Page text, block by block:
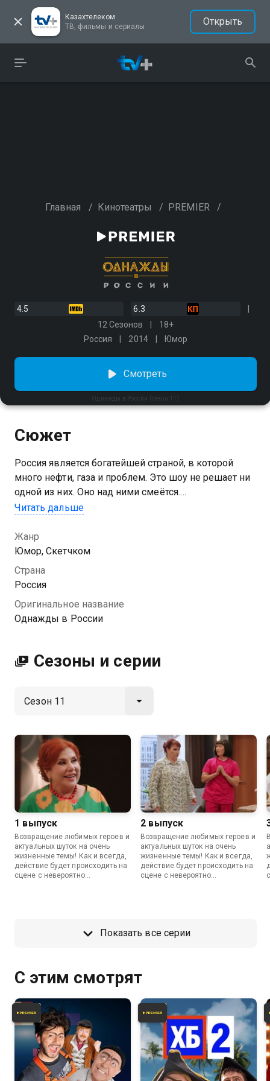
Казахтелеком
ТВ, фильмы и сериалы
Открыть
Главная / Кинотеатры / PREMIER /
4.5
6.3
12 Сезонов
18+
Россия
2014 Юмор
Однажды в России (сезон 11)
Смотреть
Сюжет
Россия является богатейшей страной, в которой
много нефти, газа и проблем. Это шоу не решает ни
одной из них. Оно над ними смеётся.
России вы можете совершенно бесплатно в
хорошем HD качестве на Казахтелеком
Читать дальше
Жанр
Юмор, Скетчком
Страна
Россия
Оригинальное название
Однажды в России
Сезоны и серии
1 выпуск
Возвращение любимых героев и
актуальных шуток на очень
жизненные темы! Как и всегда,
действие будет происходить на
сцене с невероятно
2 выпуск
Возвращение любимых героев и
актуальных шуток на очень
жизненные темы! Как и всегда,
действие будет происходить на
сцене с невероятно
Показать все серии
С этим смотрят